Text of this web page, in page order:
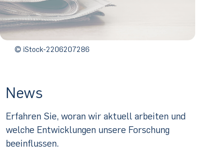
© iStock-2206207286
News
Erfahren Sie, woran wir aktuell arbeiten und
welche Entwicklungen unsere Forschung
beeinflussen.